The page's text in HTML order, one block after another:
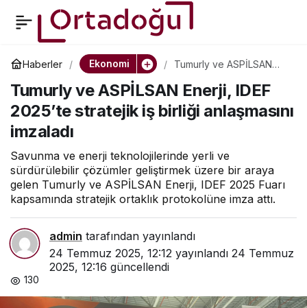
Haberler Ekonomi
Tumurly ve ASPİLSAN
stratejik iş birliği
anlaşmasını imzaladı
Tumurly ve ASPİLSAN Enerji, IDEF
2025’te stratejik iş birliği anlaşmasını
imzaladı
Savunma ve enerji teknolojilerinde yerli ve
sürdürülebilir çözümler geliştirmek üzere bir araya
gelen Tumurly ve ASPİLSAN Enerji, IDEF 2025 Fuarı
kapsamında stratejik ortaklık protokolüne imza attı.
admin tarafından yayınlandı
24 Temmuz 2025, 12:12 yayınlandı 24 Temmuz
2025, 12:16 güncellendi
130
Tumurly ve ASPİLSAN
Enerji, IDEF 2025’te
stratejik iş birliği
anlaşmasını imzaladı